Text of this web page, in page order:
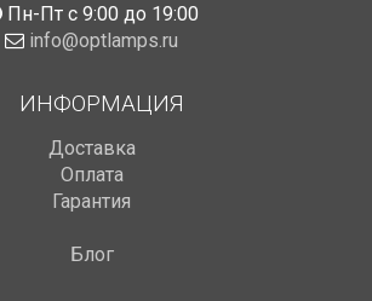
Пн-Пт с 9:00 до 19:00
info@optlamps.ru
ИНФОРМАЦИЯ
Доставка
Оплата
Гарантия
Блог